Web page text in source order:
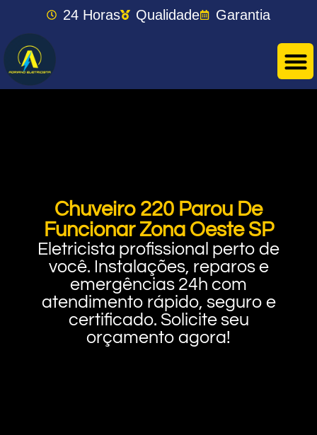
24 Horas Qualidade Garantia
Chuveiro 220 Parou De
Funcionar Zona Oeste SP
Eletricista profissional perto de
você. Instalações, reparos e
emergências 24h com
atendimento rápido, seguro e
certificado. Solicite seu
orçamento agora!